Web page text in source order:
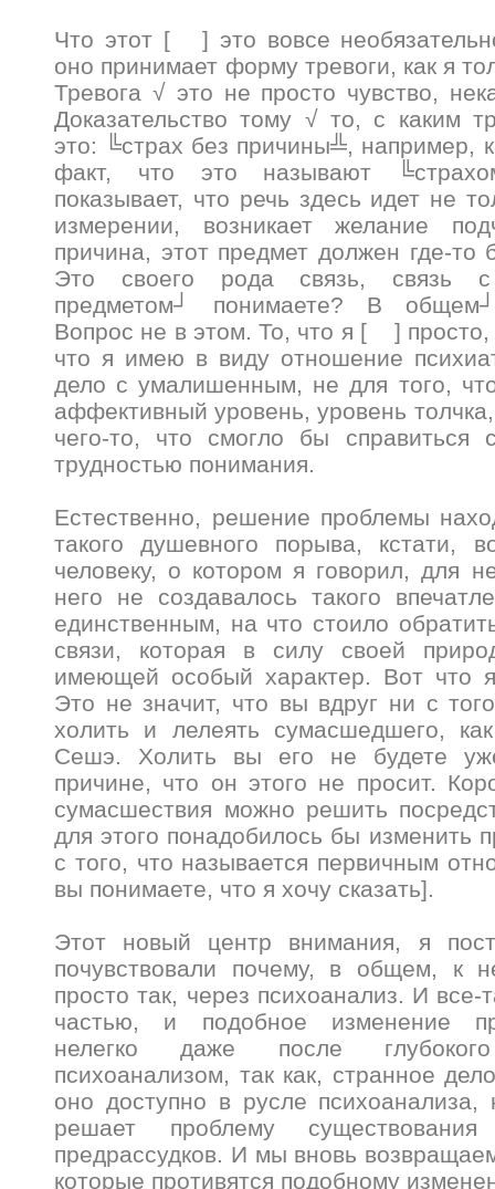
Что этот [ ] это вовсе
оно принимает форму тревоги, как я
Тревога √ это не просто чувство,
Доказательство тому √ то, с каким
это: ╚страх без причины╩, например,
факт, что это называют
показывает, что речь здесь идет не
измерении, возникает желание
причина, этот предмет должен где-то
Это своего рода связь, связь с
предметом┘ понимаете? В
Вопрос не в этом. То, что я [ ] просто,
что я имею в виду отношение
дело с умалишенным, не для того,
аффективный уровень, уровень
чего-то, что смогло бы справиться
трудностью понимания.
Естественно, решение проблемы
такого душевного порыва, кстати,
человеку, о котором я говорил, для
него не создавалось такого
единственным, на что стоило
связи, которая в силу своей
имеющей особый характер. Вот что
Это не значит, что вы вдруг ни с
холить и лелеять сумасшедшего,
Сешэ. Холить вы его не будете
причине, что он этого не просит.
сумасшествия можно решить
для этого понадобилось бы изменить
с того, что называется первичным
вы понимаете, что я хочу сказать].
Этот новый центр внимания, я
почувствовали почему, в общем, к
просто так, через психоанализ. И все-
частью, и подобное изменение
нелегко даже после
психоанализом, так как, странное
оно доступно в русле
решает проблему
предрассудков. И мы вновь
которые противятся подобному